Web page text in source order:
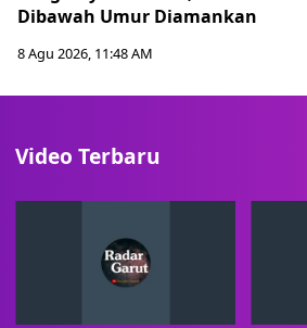
Dibawah Umur Diamankan
8 Agu 2026, 11:48 AM
Video Terbaru